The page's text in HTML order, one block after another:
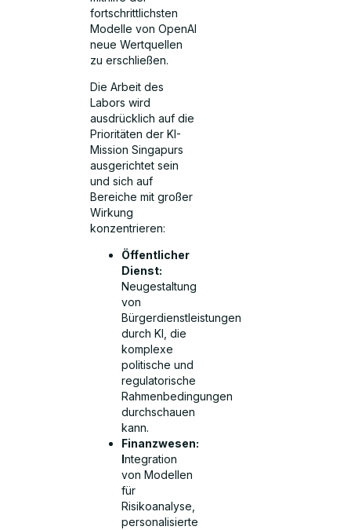
fortschrittlichsten
Modelle von OpenAI
neue Wertquellen
zu erschließen.
Die Arbeit des
Labors wird
ausdrücklich auf die
Prioritäten der KI-
Mission Singapurs
ausgerichtet sein
und sich auf
Bereiche mit großer
Wirkung
konzentrieren:
Öffentlicher
Dienst:
Neugestaltung
von
Bürgerdienstleistungen
durch KI, die
komplexe
politische und
regulatorische
Rahmenbedingungen
durchschauen
kann.
Finanzwesen:
Integration
von Modellen
für
Risikoanalyse,
personalisierte